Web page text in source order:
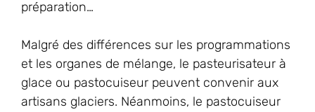
préparation…
Malgré des différences sur les programmations
et les organes de mélange, le pasteurisateur à
glace ou pastocuiseur peuvent convenir aux
artisans glaciers. Néanmoins, le pastocuiseur